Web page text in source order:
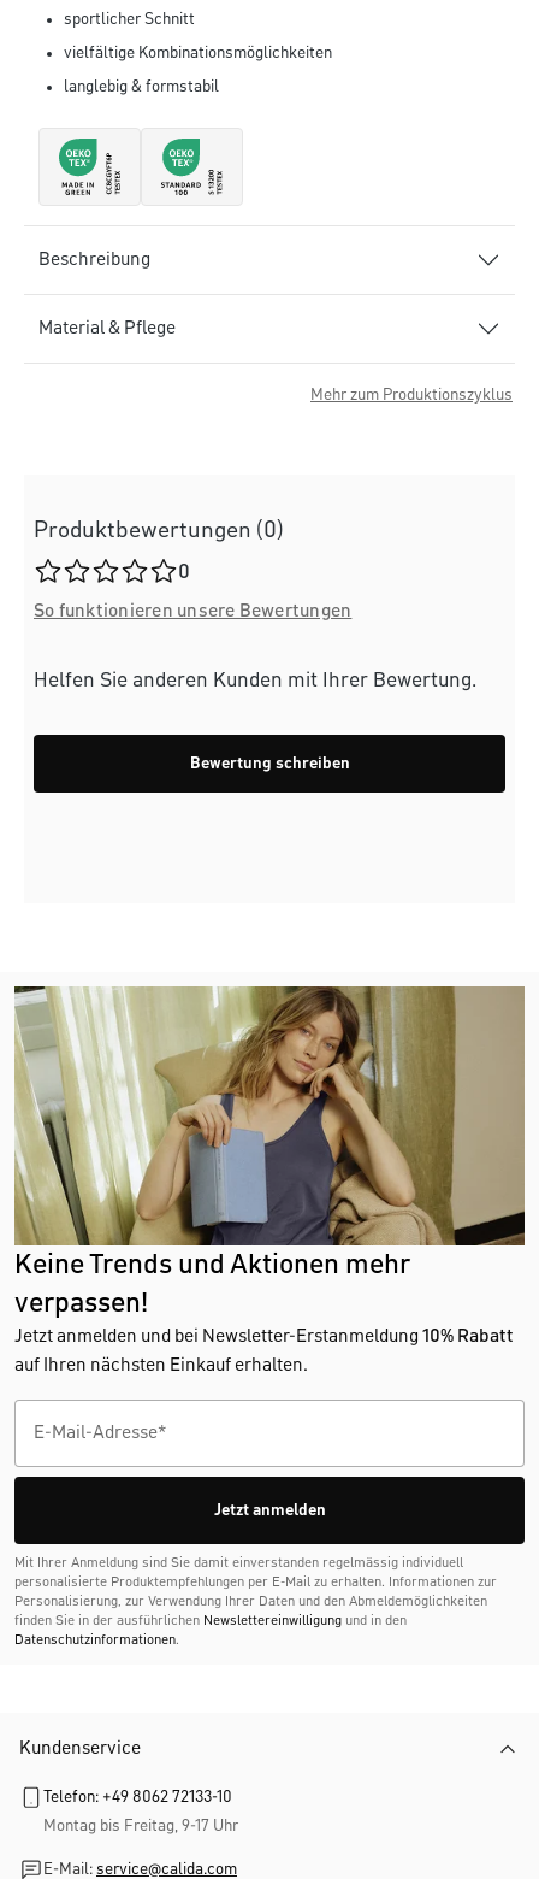
sportlicher Schnitt
vielfältige Kombinationsmöglichkeiten
langlebig & formstabil
Beschreibung
Material & Pflege
Mehr zum Produktionszyklus
Produktbewertungen (0)
Durchschnittliche Bewertung von 0 von 5 Sternen
0
So funktionieren unsere Bewertungen
Helfen Sie anderen Kunden mit Ihrer Bewertung.
Bewertung schreiben
Keine Trends und Aktionen mehr
verpassen!
Jetzt anmelden und bei Newsletter-Erstanmeldung 10% Rabatt
auf Ihren nächsten Einkauf erhalten.
Jetzt anmelden
Mit Ihrer Anmeldung sind Sie damit einverstanden regelmässig individuell
personalisierte Produktempfehlungen per E-Mail zu erhalten. Informationen zur
Personalisierung, zur Verwendung Ihrer Daten und den Abmelde­möglichkeiten
finden Sie in der ausführlichen Newslettereinwilligung und in den
Datenschutzinformationen.
Kundenservice
Telefon: +49 8062 72133-10
Montag bis Freitag, 9-17 Uhr
E-Mail: service@calida.com